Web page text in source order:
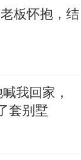
板怀抱，结
我回家，
套别墅